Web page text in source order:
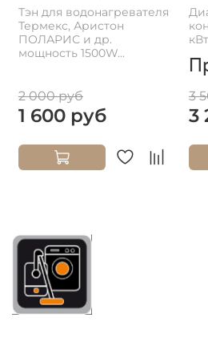
Тэн для водонагревателя
Термекс, Аристон
ПОЛАРИС и др.
мощность 1500W...
2 000 руб
1 600 руб
кВт
3
3